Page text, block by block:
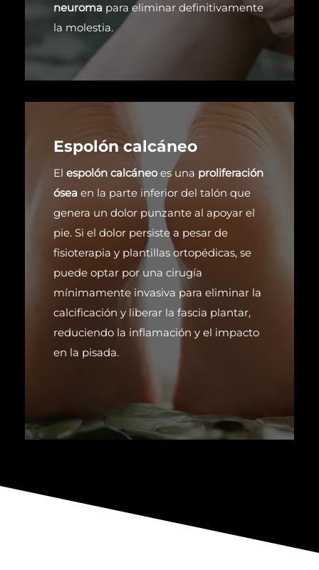
neuroma para eliminar definitivamente
la molestia.
Espolón calcáneo
El espolón calcáneoes una proliferación
ósea en la parte inferior del talón que
genera un dolor punzante al apoyar el
pie. Si el dolor persiste a pesar de
fisioterapia y plantillas ortopédicas, se
puede optar por una cirugía
mínimamente invasiva para eliminar la
calcificación y liberar la fascia plantar,
reduciendo la inflamación y el impacto
en la pisada.